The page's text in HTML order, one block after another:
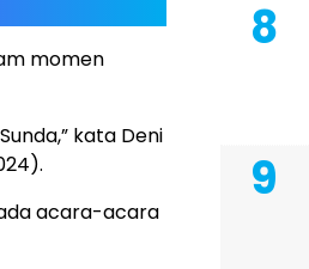
momen
kata Deni
acara-acara